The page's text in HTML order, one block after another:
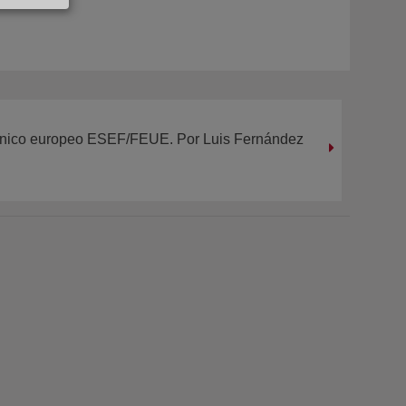
europeo ESEF/FEUE. Por Luis Fernández